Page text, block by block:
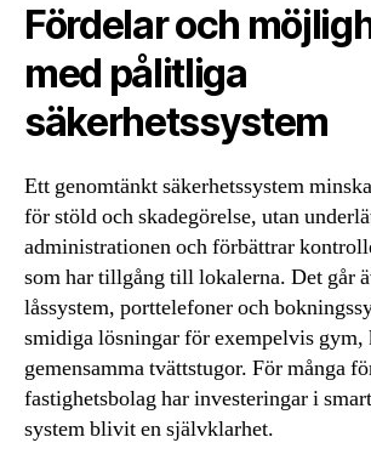
Fördelar och
med pålitliga
säkerhetssystem
Ett genomtänkt säkerhetssystem
för stöld och skadegörelse, utan
administrationen och förbättrar
som har tillgång till lokalerna. Det går
låssystem, porttelefoner och
smidiga lösningar för exempelvis
gemensamma tvättstugor. För många
fastighetsbolag har investeringar i
system blivit en självklarhet.